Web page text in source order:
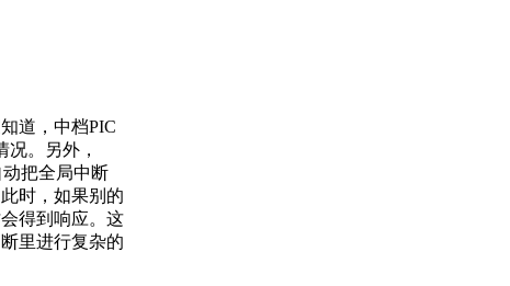
道，中档PIC
。另外，
把全局中断
时，如果别的
得到响应。这
里进行复杂的